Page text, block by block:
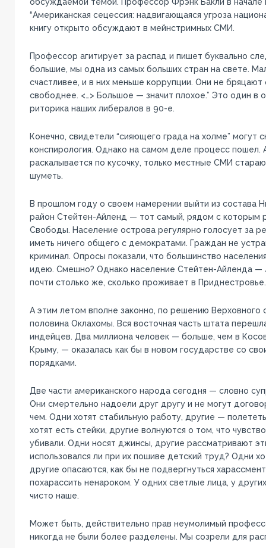
“Американская сецессия: надвигающаяся угроза
книгу открыто обсуждают в мейнстримных СМИ.
Профессор агитирует за распад и пишет буквально
большие, мы одна из самых больших стран на свете.
счастливее, и в них меньше коррупции. Они не
свободнее. <…> Большое — значит плохое.” Это один в
риторика наших либералов в 90-е.
Конечно, свидетели “сияющего града на холме” могут
конспирология. Однако на самом деле процесс пошел.
раскалывается по кусочку, только местные СМИ
шуметь.
В прошлом году о своем намерении выйти из состава
район Стейтен-Айленд — тот самый, рядом с которым
Свободы. Население острова регулярно голосует за
иметь ничего общего с демократами. Граждан не
криминал. Опросы показали, что большинство
идею. Смешно? Однако население Стейтен-Айленда —
почти столько же, сколько проживает в Приднестровье.
А этим летом вполне законно, по решению Верховного
половина Оклахомы. Вся восточная часть штата
индейцев. Два миллиона человек — больше, чем в
Крыму, — оказалась как бы в новом государстве со
порядками.
Две части американского народа сегодня — словно
Они смертельно надоели друг другу и не могут
чем. Одни хотят стабильную работу, другие —
хотят есть стейки, другие волнуются о том, что
убивали. Одни носят джинсы, другие рассматривают
использовался ли при их пошиве детский труд? Одни
другие опасаются, как бы не подвергнуться
похарассить ненароком. У одних светлые лица, у
чисто наше.
Может быть, действительно прав неумолимый
никогда не были более разделены. Мы созрели для